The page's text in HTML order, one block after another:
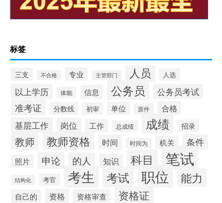
标签
三支 不合格 专业 主管部门 人员 人选
以上学历 体能 信息 公务员 公务员考试
准考证 分数线 初审 单位 原件 合格
基层工作 岗位 工作 总成绩 成绩 招录
教师 教师资格 时间 时间为 机关 条件
照片 申论 的人 知识 科目 笔试
结构化 考官 考生 考试 职位 能力
自己的 资格 资格审查 资格证